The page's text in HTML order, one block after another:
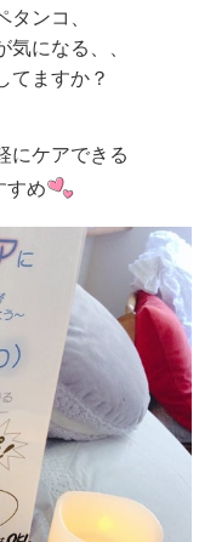
ンコ、
になる、、
てますか？
にケアできる
すめ